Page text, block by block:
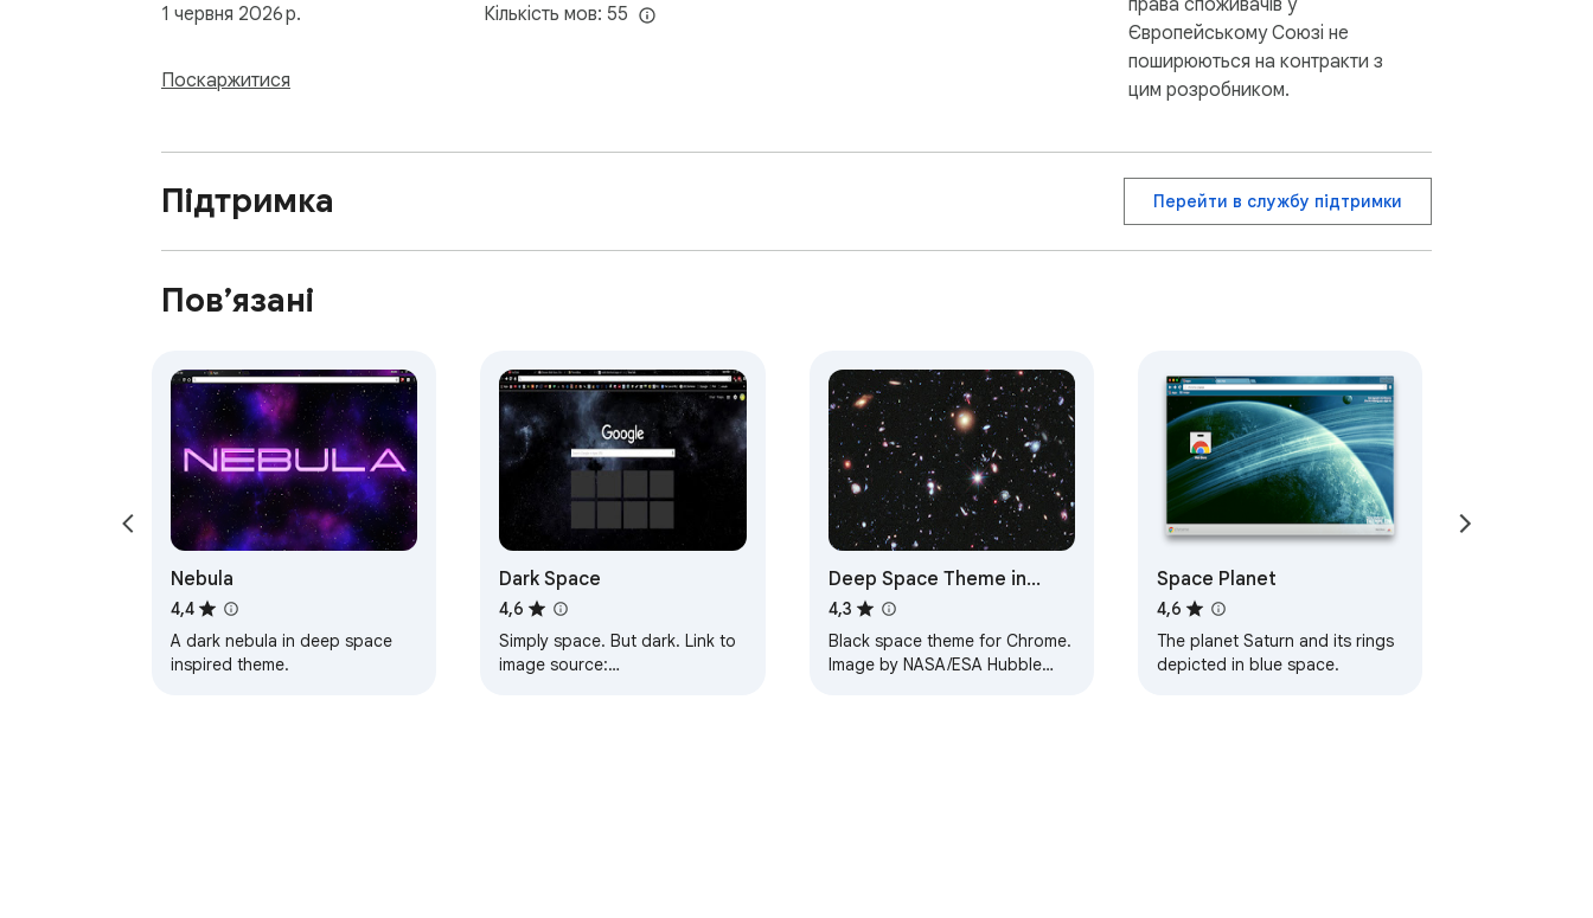
1 червня 2026 р.
Поскаржитися
Кількість мов: 55
Європейському Союзі не
поширюються на контракти з
цим розробником.
Підтримка Перейти в службу підтримки
Пов’язані
Nebula
4,4
A dark nebula in deep space
inspired theme.
Dark Space
4,6
Simply space. But dark. Link to
image source:
Deep Space Theme in
Black
4,3
Black space theme for Chrome.
Image by NASA/ESA Hubble
Space Planet
4,6
The planet Saturn and its rings
depicted in blue space.